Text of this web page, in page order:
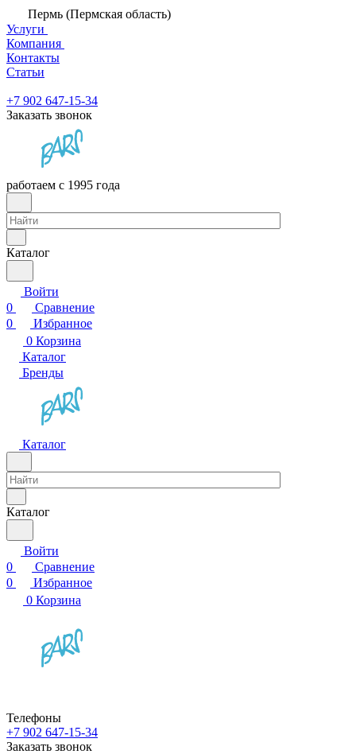
Пермь (Пермская область)
Услуги
Компания
Контакты
Статьи
+7 902 647-15-34
Заказать звонок
работаем с 1995 года
Каталог
Войти
0
Сравнение
0
Избранное
0 Корзина
Каталог
Бренды
Каталог
Каталог
Войти
0
Сравнение
0
Избранное
0 Корзина
Телефоны
+7 902 647-15-34
Заказать звонок